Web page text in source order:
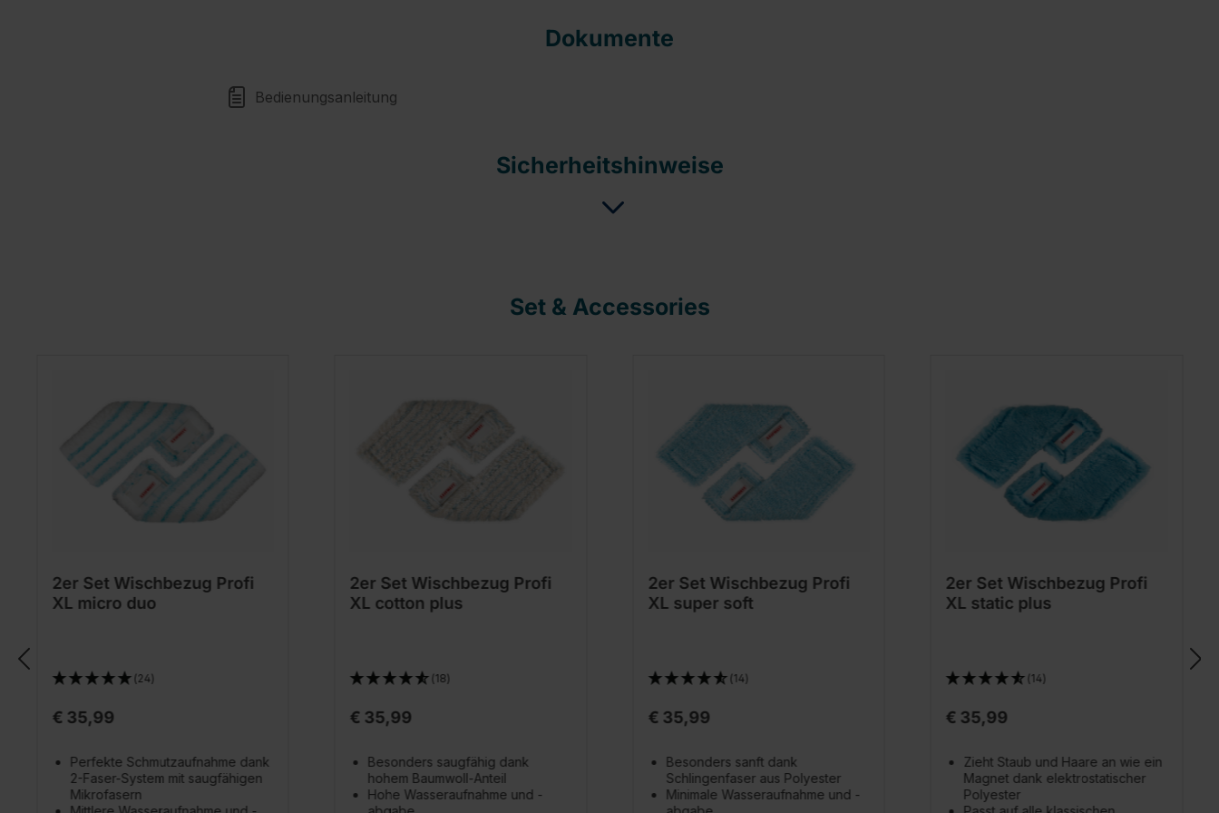
Dokumente
Bedienungsanleitung
Sicherheitshinweise
Set & Accessories
2er Set Wischbezug Profi
XL micro duo
(24)
€ 35,99
Perfekte Schmutzaufnahme dank
2-Faser-System mit saugfähigen
Mikrofasern
2er Set Wischbezug Profi
XL cotton plus
(18)
€ 35,99
Besonders saugfähig dank
hohem Baumwoll-Anteil
Hohe Wasseraufnahme und -
2er Set Wischbezug Profi
XL super soft
(14)
€ 35,99
Besonders sanft dank
Schlingenfaser aus Polyester
Minimale Wasseraufnahme und -
2er Set Wischbezug Profi
XL static plus
(14)
€ 35,99
Zieht Staub und Haare an wie ein
Magnet dank elektrostatischer
Polyester